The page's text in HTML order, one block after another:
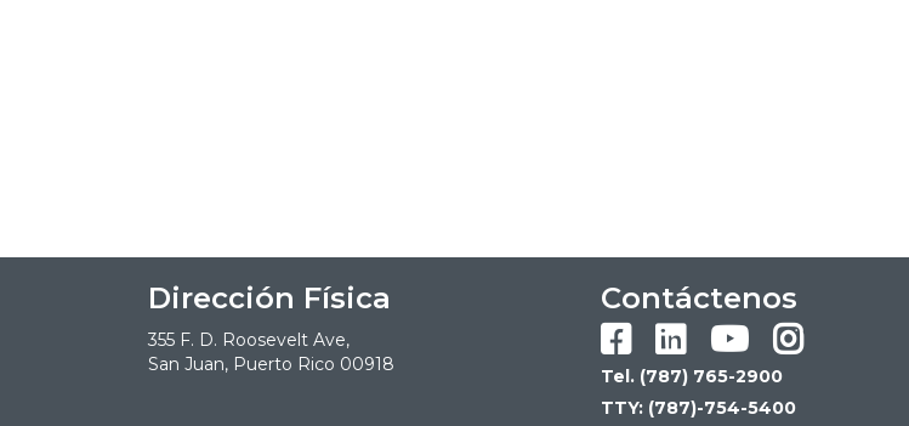
Dirección Física
355 F. D. Roosevelt Ave,
San Juan, Puerto Rico 00918
Contáctenos

  
Tel. (787) 765-2900
TTY: (787)-754-5400